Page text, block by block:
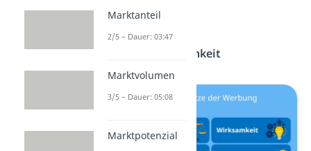
Klarheit
Wirksamkeit
Wirtschaftlichkeit
Marktanteil
2/5 – Dauer: 03:47
Marktvolumen
3/5 – Dauer: 05:08
Marktpotenzial